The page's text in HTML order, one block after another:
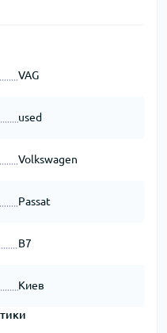
VAG
used
Volkswagen
Passat
B7
Киев